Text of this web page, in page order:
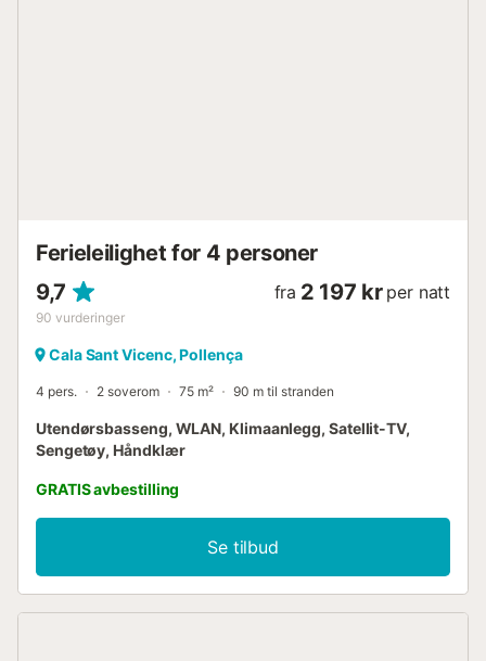
Ferieleilighet for 4 personer
9,7
90 vurderinger
fra 2 197 kr per natt
Cala Sant Vicenc, Pollença
4 pers. 2 soverom 75 m² 90 m til stranden
Utendørsbasseng, WLAN, Klimaanlegg, Satellit-TV,
Sengetøy, Håndklær
GRATIS avbestilling
Se tilbud